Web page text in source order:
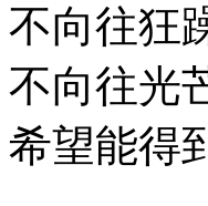
不向往狂
不向往光
希望能得